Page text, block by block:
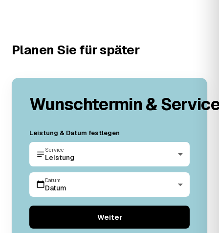
Planen Sie für später
Wunschtermin &
Leistung & Datum festlegen
Service
Leistung
Datum
Datum
Weiter